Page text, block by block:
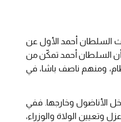
السلطان أحمد الأول عن
أن السلطان أحمد تمكّن من
ومنهم ناصف باشا، في
الأناضول وخارجها. ففي
الولاة والوزراء،